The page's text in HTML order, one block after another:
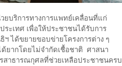
บริการทางการแพทย์เคลื่อนที่แก่
ะเทศ เพื่อให้ประชาชนได้รับการ
ฯ ได้ขยายขอบข่ายโครงการต่าง ๆ
ยากโดยไม่จำกัดเชื้อชาติ ศาสนา
สาธารณกุศลที่ช่วยเหลือประชาชนครบ